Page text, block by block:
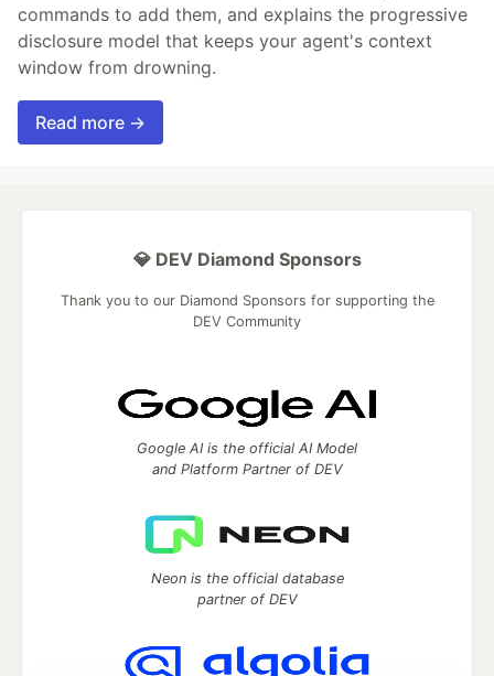
commands to add them, and explains the progressive
disclosure model that keeps your agent's context
window from drowning.
Read more →
💎 DEV Diamond Sponsors
Thank you to our Diamond Sponsors for supporting the
DEV Community
Google AI is the official AI Model
and Platform Partner of DEV
Neon is the official database
partner of DEV